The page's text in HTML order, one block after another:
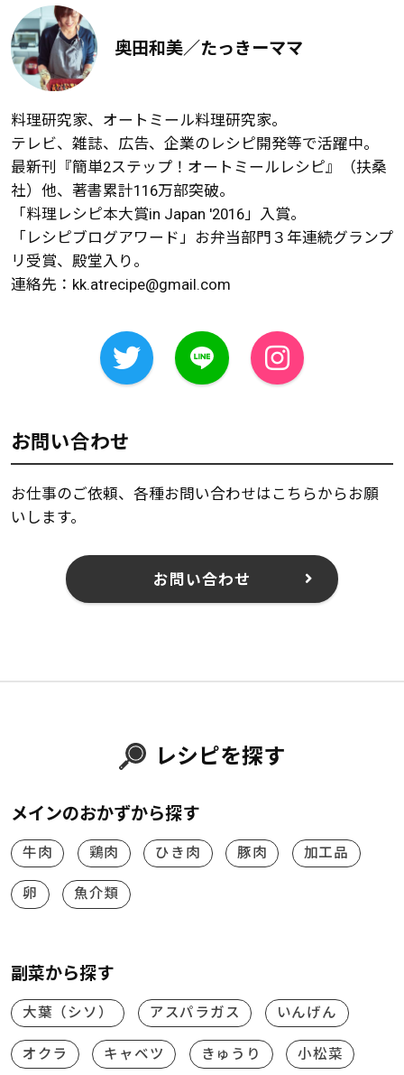
奥田和美／たっきーママ
料理研究家、オートミール料理研究家。
テレビ、雑誌、広告、企業のレシピ開発等で活躍中。
最新刊『簡単2ステップ！オートミールレシピ』（扶桑
社）他、著書累計116万部突破。
「料理レシピ本大賞in Japan '2016」入賞。
「レシピブログアワード」お弁当部門３年連続グランプ
リ受賞、殿堂入り。
連絡先： kk.atrecipe@gmail.com
お問い合わせ
お仕事のご依頼、各種お問い合わせはこちらからお願
いします。
お問い合わせ
レシピを探す
メインのおかずから探す
牛肉 鶏肉 ひき肉 豚肉 加工品
卵 魚介類
副菜から探す
大葉（シソ） アスパラガス いんげん
オクラ キャベツ きゅうり 小松菜